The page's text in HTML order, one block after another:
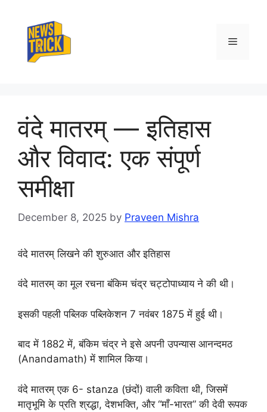
content
Menu
वंदे मातरम् — इतिहास
और विवाद: एक संपूर्ण
समीक्षा
December 8, 2025 by Praveen Mishra
वंदे मातरम् लिखने की शुरुआत और इतिहास
वंदे मातरम् का मूल रचना बंकिम चंद्र चट्टोपाध्याय ने की थी।
इसकी पहली पब्लिक पब्लिकेशन 7 नवंबर 1875 में हुई थी।
बाद में 1882 में, बंकिम चंद्र ने इसे अपनी उपन्यास आनन्दमठ
(Anandamath) में शामिल किया।
वंदे मातरम् एक 6- stanza (छंदों) वाली कविता थी, जिसमें
मातृभूमि के प्रति श्रद्धा, देशभक्ति, और “माँ-भारत” की देवी रूपक